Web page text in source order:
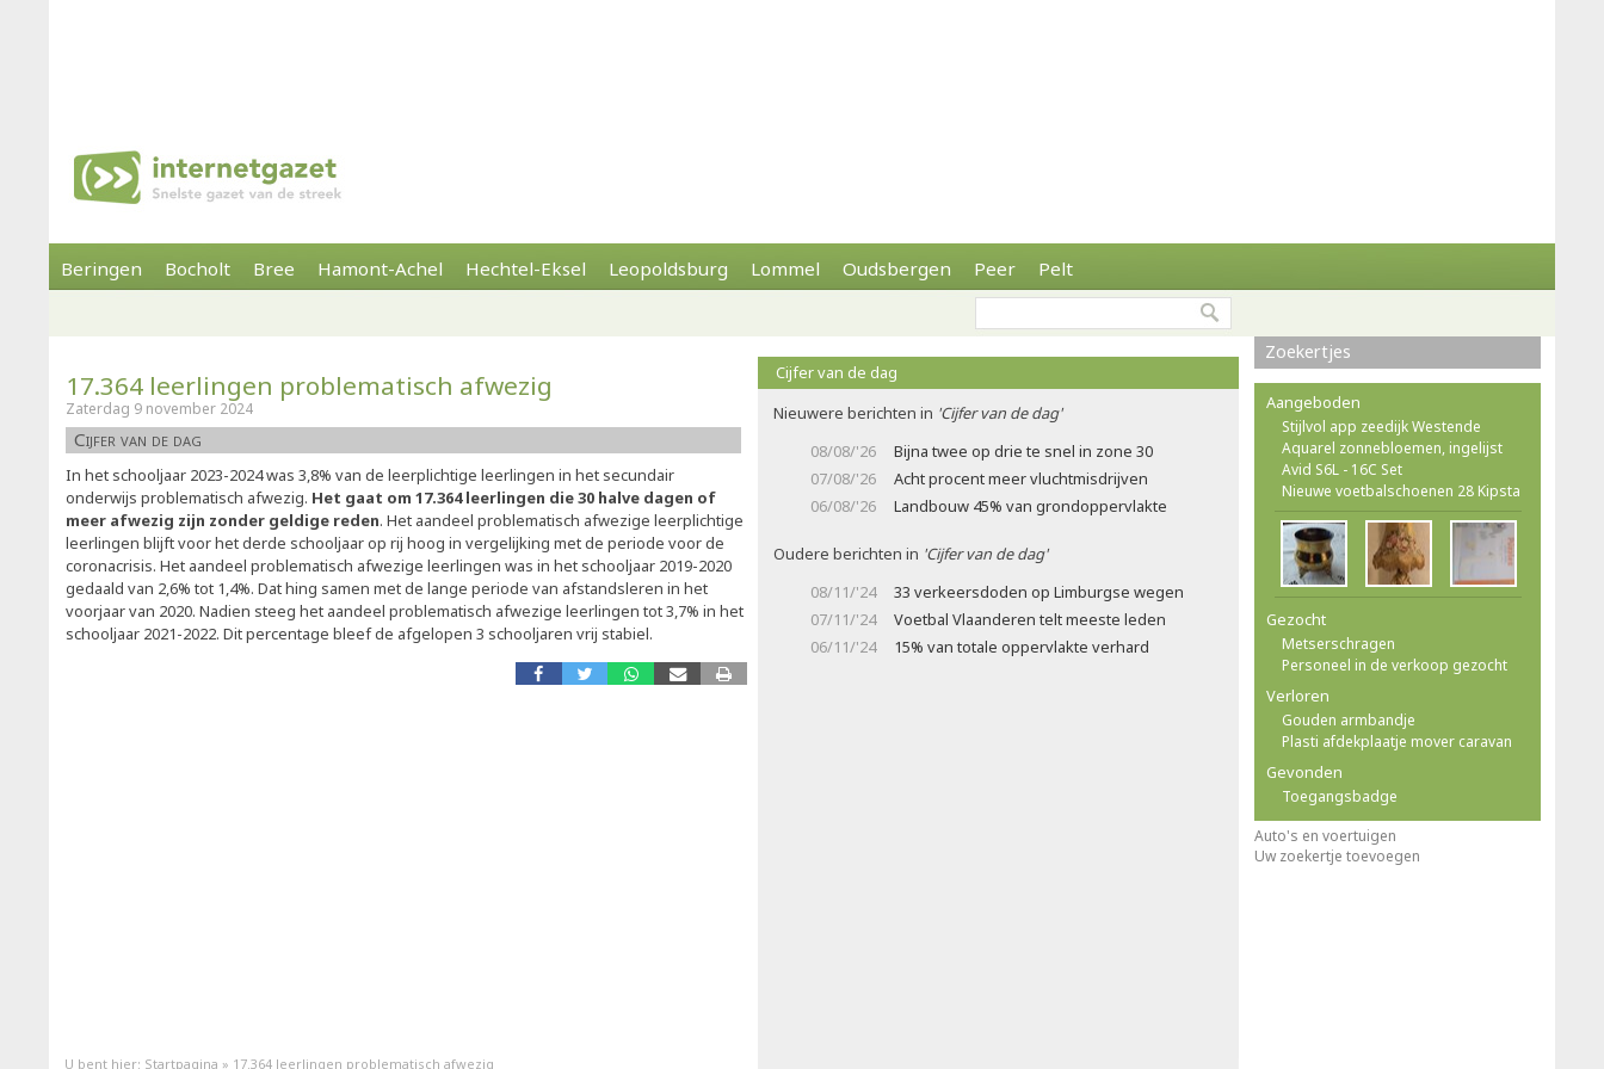
Beringen Bocholt Bree Hamont-Achel Hechtel-Eksel Leopoldsburg Lommel Oudsbergen Peer Pelt
17.364 leerlingen problematisch afwezig
Zaterdag 9 november 2024
Cijfer van de dag
In het schooljaar 2023-2024 was 3,8% van de leerplichtige leerlingen in het secundair
onderwijs problematisch afwezig. Het gaat om 17.364 leerlingen die 30 halve dagen of
meer afwezig zijn zonder geldige reden. Het aandeel problematisch afwezige leerplichtige
leerlingen blijft voor het derde schooljaar op rij hoog in vergelijking met de periode voor de
coronacrisis. Het aandeel problematisch afwezige leerlingen was in het schooljaar 2019-2020
gedaald van 2,6% tot 1,4%. Dat hing samen met de lange periode van afstandsleren in het
voorjaar van 2020. Nadien steeg het aandeel problematisch afwezige leerlingen tot 3,7% in het
schooljaar 2021-2022. Dit percentage bleef de afgelopen 3 schooljaren vrij stabiel.
Cijfer van de dag
Nieuwere berichten in 'Cijfer van de dag'
08/08/'26
Bijna twee op drie te snel in zone 30
07/08/'26
Acht procent meer vluchtmisdrijven
06/08/'26
Landbouw 45% van grondoppervlakte
Oudere berichten in 'Cijfer van de dag'
08/11/'24
33 verkeersdoden op Limburgse wegen
07/11/'24
Voetbal Vlaanderen telt meeste leden
06/11/'24
15% van totale oppervlakte verhard
Zoekertjes
Aangeboden
Stijlvol app zeedijk Westende
Aquarel zonnebloemen, ingelijst
Avid S6L - 16C Set
Nieuwe voetbalschoenen 28 Kipsta
Gezocht
Metserschragen
Personeel in de verkoop gezocht
Verloren
Gouden armbandje
Plasti afdekplaatje mover caravan
Gevonden
Toegangsbadge
Auto's en voertuigen
Uw zoekertje toevoegen
U bent hier: Startpagina » 17.364 leerlingen problematisch afwezig